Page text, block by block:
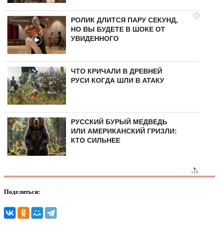
i
РОЛИК ДЛИТСЯ ПАРУ СЕКУНД,
НО ВЫ БУДЕТЕ В ШОКЕ ОТ
УВИДЕННОГО
ЧТО КРИЧАЛИ В ДРЕВНЕЙ
РУСИ КОГДА ШЛИ В АТАКУ
РУССКИЙ БУРЫЙ МЕДВЕДЬ
ИЛИ АМЕРИКАНСКИЙ ГРИЗЛИ:
КТО СИЛЬНЕЕ
Поделиться: